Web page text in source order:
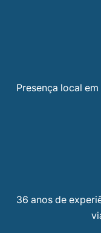
Presença local em
36 anos de